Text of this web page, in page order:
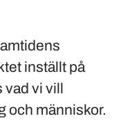
inställt på
vi vill
och människor.